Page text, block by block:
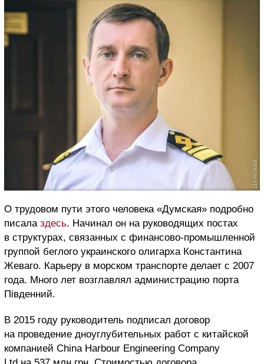
О трудовом пути этого человека «Думская» подробно
писала здесь. Начинал он на руководящих постах
в структурах, связанных с финансово-промышленной
группой беглого украинского олигарха Константина
Жеваго. Карьеру в морском транспорте делает с 2007
года. Много лет возглавлял администрацию порта
Південний.
В 2015 году руководитель подписал договор
на проведение дноуглубительных работ с китайской
компанией China Harbour Engineering Company